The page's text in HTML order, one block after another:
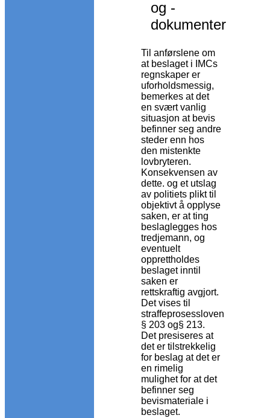
og -
dokumenter
Til anførslene om
at beslaget i IMCs
regnskaper er
uforholdsmessig,
bemerkes at det
en svært vanlig
situasjon at bevis
befinner seg andre
steder enn hos
den mistenkte
lovbryteren.
Konsekvensen av
dette. og et utslag
av politiets plikt til
objektivt å opplyse
saken, er at ting
beslaglegges hos
tredjemann, og
eventuelt
opprettholdes
beslaget inntil
saken er
rettskraftig avgjort.
Det vises til
straffeprosessloven
§ 203 og§ 213.
Det presiseres at
det er tilstrekkelig
for beslag at det er
en rimelig
mulighet for at det
befinner seg
bevismateriale i
beslaget.